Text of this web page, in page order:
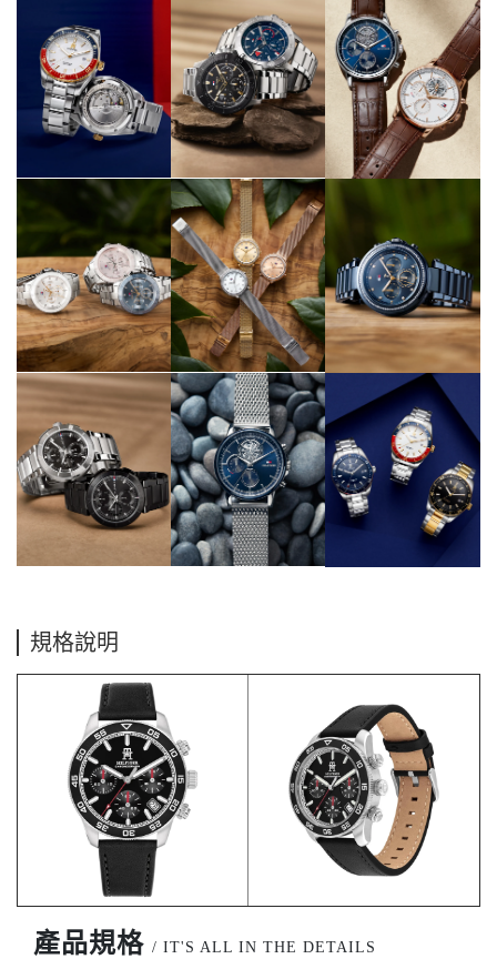
規格說明
產品規格 / IT'S ALL IN THE DETAILS